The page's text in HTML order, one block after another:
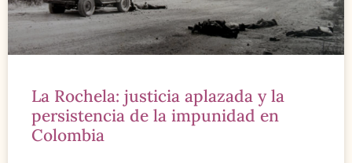
La Rochela: justicia aplazada y la
persistencia de la impunidad en
Colombia